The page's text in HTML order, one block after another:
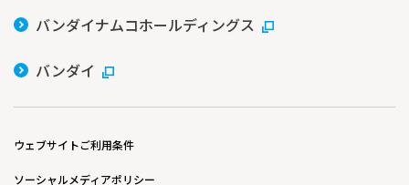
バンダイナムコホールディングス
バンダイ
ウェブサイトご利用条件
ソーシャルメディアポリシー